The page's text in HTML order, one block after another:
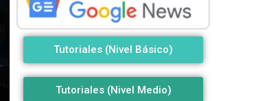
Tutoriales (Nivel Básico)
Tutoriales (Nivel Medio)